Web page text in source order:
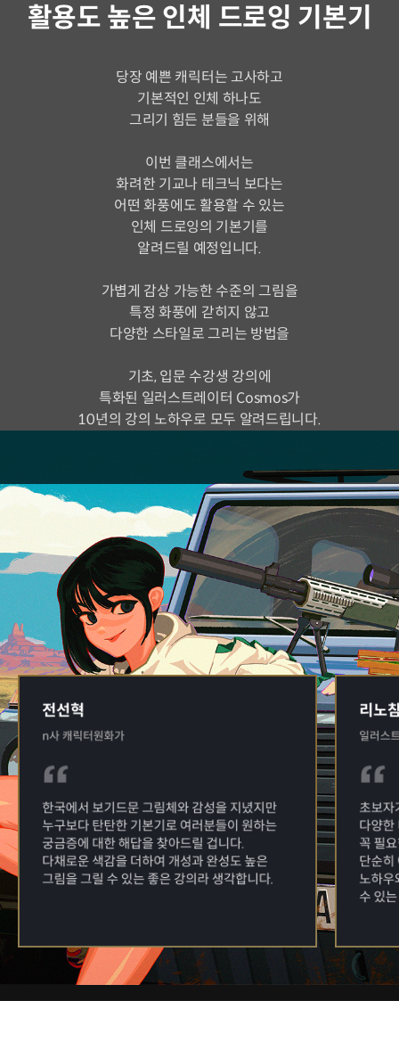
활용도 높은 인체 드로잉 기본기
당장 예쁜 캐릭터는 고사하고
기본적인 인체 하나도
그리기 힘든 분들을 위해
이번 클래스에서는
화려한 기교나 테크닉 보다는
어떤 화풍에도 활용할 수 있는
인체 드로잉의 기본기를
알려드릴 예정입니다.
가볍게 감상 가능한 수준의 그림을
특정 화풍에 갇히지 않고
다양한 스타일로 그리는 방법을
기초, 입문 수강생 강의에
특화된 일러스트레이터 Cosmos가
10년의 강의 노하우로 모두 알려드립니다.
추천사
현업 실무자들이 추천하는
Cosmos 클래스